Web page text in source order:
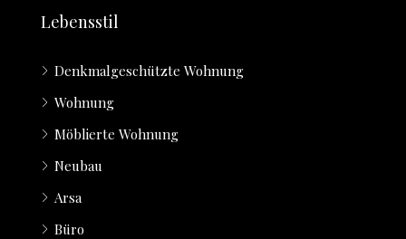
Lebensstil
Denkmalgeschützte Wohnung
Wohnung
Möblierte Wohnung
Neubau
Arsa
Büro